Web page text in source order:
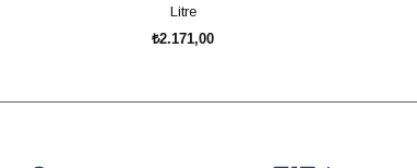
Litre
₺2.171,00